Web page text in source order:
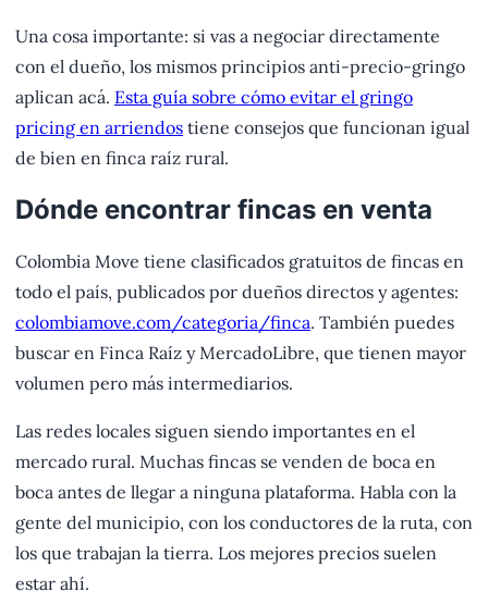
Una cosa importante: si vas a negociar directamente
con el dueño, los mismos principios anti-precio-gringo
aplican acá. Esta guía sobre cómo evitar el gringo
pricing en arriendos tiene consejos que funcionan igual
de bien en finca raíz rural.
Dónde encontrar fincas en venta
Colombia Move tiene clasificados gratuitos de fincas en
todo el país, publicados por dueños directos y agentes:
colombiamove.com/categoria/finca. También puedes
buscar en Finca Raíz y MercadoLibre, que tienen mayor
volumen pero más intermediarios.
Las redes locales siguen siendo importantes en el
mercado rural. Muchas fincas se venden de boca en
boca antes de llegar a ninguna plataforma. Habla con la
gente del municipio, con los conductores de la ruta, con
los que trabajan la tierra. Los mejores precios suelen
estar ahí.